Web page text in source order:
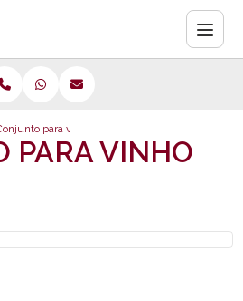
para vinho 2317
PARA VINHO